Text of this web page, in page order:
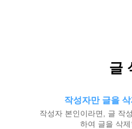
글
작성자만 글을
작성자 본인이라면, 글 작
하여 글을 삭